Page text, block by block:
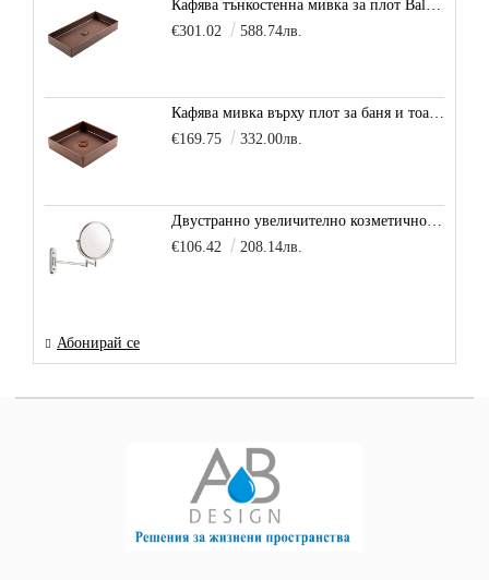
€301.02
588.74лв.
Кафява мивка върху плот за баня и тоалетна Decente, цвят - карамел
€169.75
332.00лв.
Двустранно увеличително козметично огледало за баня Vitra Arkitekt
€106.42
208.14лв.
Абонирай се